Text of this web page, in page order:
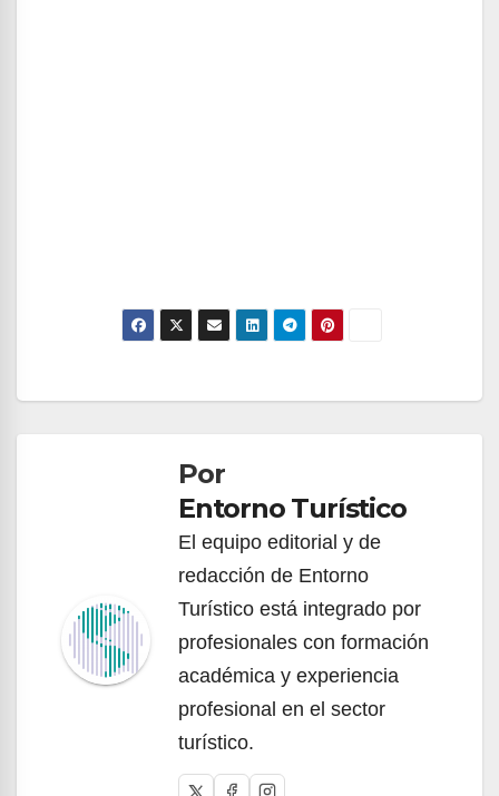
Navegación
entradasPor
Entorno Turístico
El equipo editorial y de
redacción de Entorno
Turístico está integrado por
profesionales con formación
académica y experiencia
profesional en el sector
turístico.